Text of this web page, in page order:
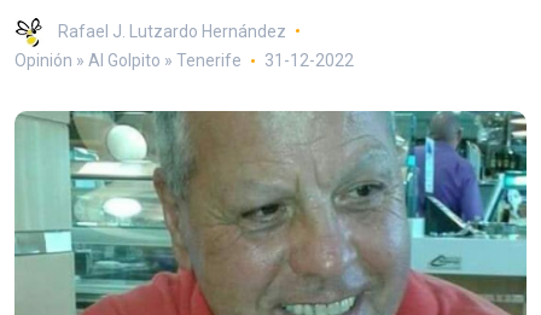
Rafael J. Lutzardo Hernández
Opinión » Al Golpito » Tenerife
31-12-2022